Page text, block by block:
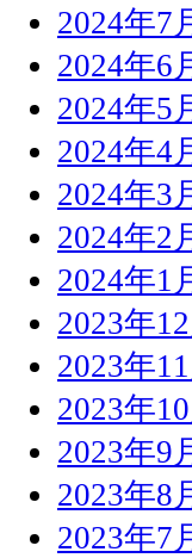
2024年7
2024年6
2024年5
2024年4
2024年3
2024年2
2024年1
2023年12
2023年11
2023年10
2023年9
2023年8
2023年7